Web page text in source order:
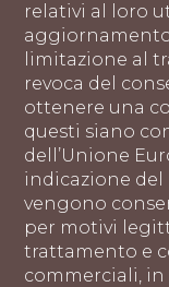
relativi al loro
limitazione al
revoca del
ottenere una
questi siano
dell’Unione
indicazione
vengono
per motivi
trattamento e
commerciali,